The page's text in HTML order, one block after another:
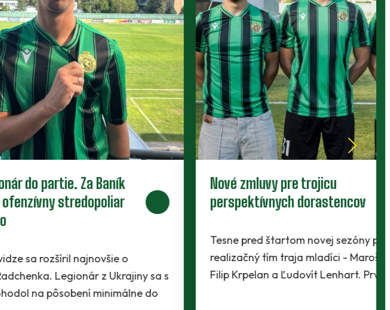
Za Baník
najnovšie o
z Ukrajiny sa s
minimálne do
Nové zmluvy pre trojicu
perspektívnych dorastencov
Tesne pred štartom novej sezóny presvedčili
realizačný tím traja mladíci - Maroš Lahký,
Filip Krpelan a Ľudovít Lenhart. Prví dvaja…